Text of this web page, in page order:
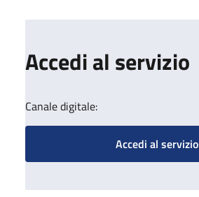
Accedi al servizio
Canale digitale:
Accedi al servizio